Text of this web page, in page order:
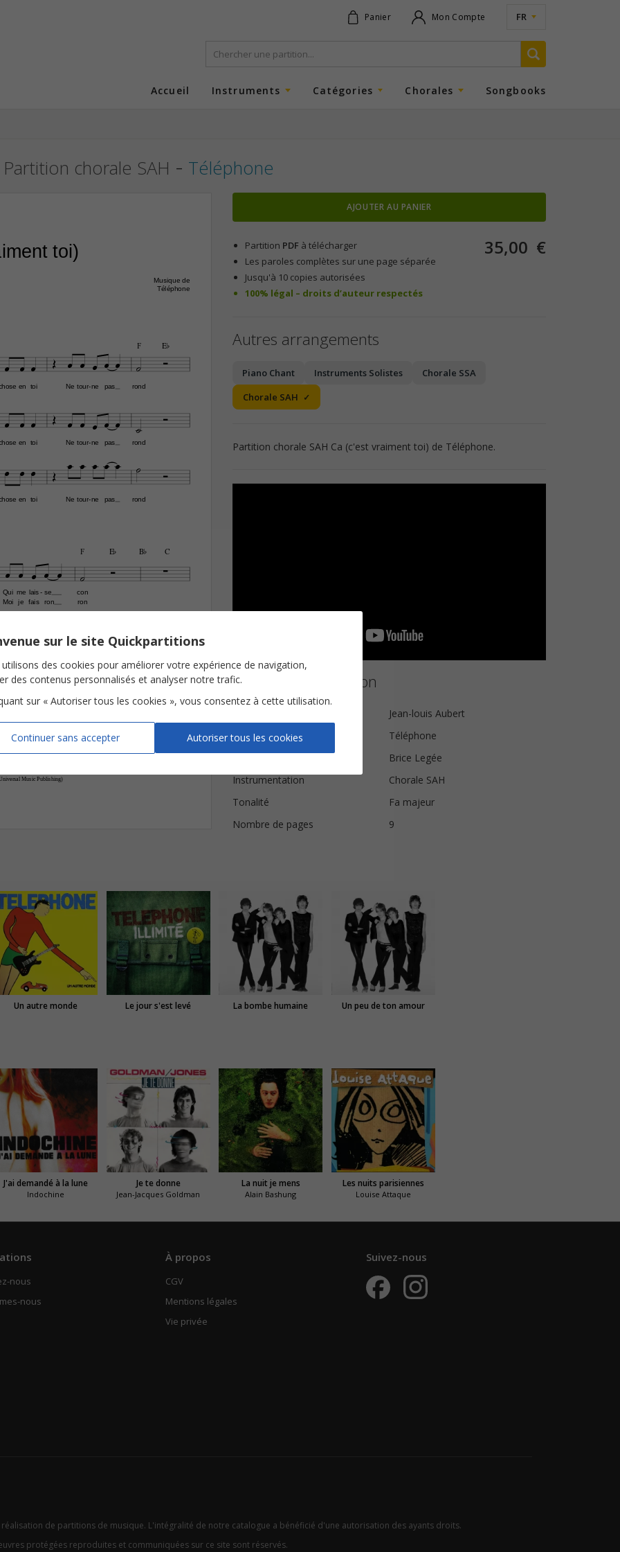
Panier Mon Compte FR
Accueil Instruments Catégories Chorales Songbooks
Partition chorale SAH - Téléphone
Music Publishing)
Musique de
Téléphone
toi)
en toi Ne tour ne
- pas rond
en toi Ne tour ne
- pas rond
en toi Ne tour ne
- pas rond
Qui
Moi
me
je
lais
fais
se
ron
- con
ron
Qui
me
lais
se
con
F E¨
F E¨ B¨

C

          
          
          
      
     
      
AJOUTER AU PANIER
Partition PDF à télécharger
Les paroles complètes sur une page séparée
Jusqu'à 10 copies autorisées
100% légal – droits d’auteur respectés
35,00 €
Autres arrangements
Piano Chant Instruments Solistes
Chorale SSA
Chorale SAH
Partition chorale SAH Ca (c'est vraiment toi) de Téléphone.
Détails de la partition
Jean-louis Aubert
Musique
Téléphone
Brice Legée
Instrumentation
Chorale SAH
Tonalité
Fa majeur
Nombre de pages
9
Un autre monde Le jour s'est levé La bombe humaine Un peu de ton amour
J'ai demandé à la lune
Indochine
Je te donne
Jean-Jacques Goldman
La nuit je mens
Alain Bashung
Les nuits parisiennes
Louise Attaque
nous
nous
À propos
CGV
Mentions légales
Vie privée
Suivez-nous
de partitions de musique. L'intégralité de notre catalogue a bénéficié d'une autorisation des ayants droits.
protégées reproduites et communiquées sur ce site sont réservés.
sur le site Quickpartitions
des cookies pour améliorer votre expérience de navigation,
des contenus personnalisés et analyser notre trafic.
sur « Autoriser tous les cookies », vous consentez à cette utilisation.
Continuer sans accepter Autoriser tous les cookies